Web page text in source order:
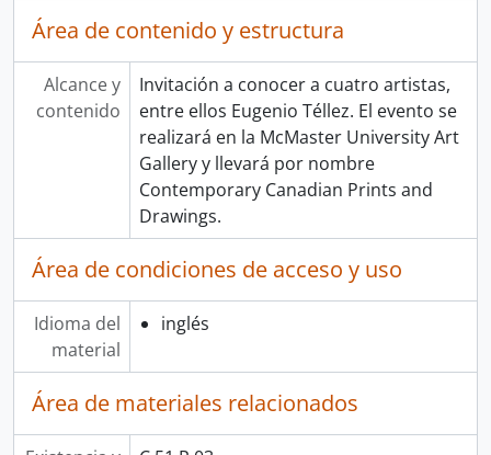
Área de contenido y estructura
Alcance y
contenido
Invitación a conocer a cuatro artistas,
entre ellos Eugenio Téllez. El evento se
realizará en la McMaster University Art
Gallery y llevará por nombre
Contemporary Canadian Prints and
Drawings.
Área de condiciones de acceso y uso
Idioma del
material
inglés
Área de materiales relacionados